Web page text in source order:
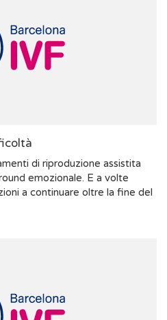
di riproduzione assistita
emozionale. E a volte
a continuare oltre la fine del